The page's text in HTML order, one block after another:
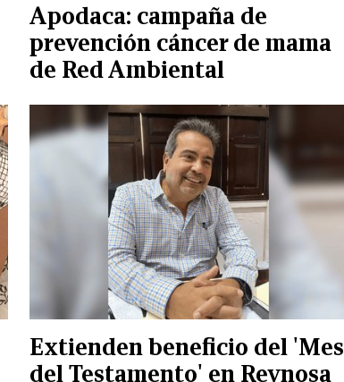
Apodaca: campaña de
prevención cáncer de mama
de Red Ambiental
Extienden beneficio del 'Mes
del Testamento' en Reynosa